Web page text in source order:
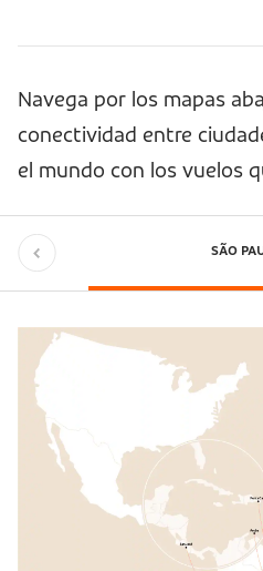
Navega por los mapas
conectividad entre
el mundo con los vuelos
SÃO